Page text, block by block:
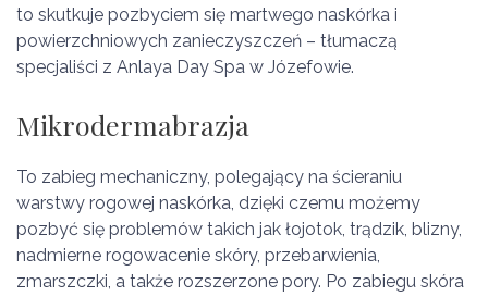
to skutkuje pozbyciem się martwego naskórka i
powierzchniowych zanieczyszczeń – tłumaczą
specjaliści z Anlaya Day Spa w Józefowie.
Mikrodermabrazja
To zabieg mechaniczny, polegający na ścieraniu
warstwy rogowej naskórka, dzięki czemu możemy
pozbyć się problemów takich jak łojotok, trądzik, blizny,
nadmierne rogowacenie skóry, przebarwienia,
zmarszczki, a także rozszerzone pory. Po zabiegu skóra